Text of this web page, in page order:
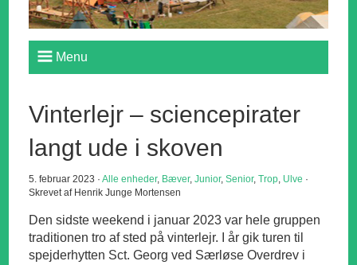
Menu
Vinterlejr – sciencepirater
langt ude i skoven
5. februar 2023 ·Alle enheder, Bæver,Junior,Senior,Trop, Ulve ·
Skrevet af Henrik Junge Mortensen
Den sidste weekend i januar 2023 var hele gruppen
traditionen tro af sted på vinterlejr. I år gik turen til
spejderhytten Sct. Georg ved Særløse Overdrev i